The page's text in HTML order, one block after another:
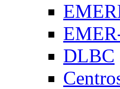
DLBC